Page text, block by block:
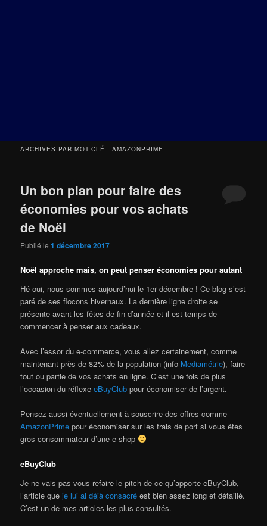
ARCHIVES PAR MOT-CLÉ :AMAZONPRIME
Un bon plan pour faire des
économies pour vos achats
de Noël
Publié le1 décembre 2017
Noël approche mais, on peut penser économies pour autant
Hé oui, nous sommes aujourd’hui le 1er décembre ! Ce blog s’est
paré de ses flocons hivernaux. La dernière ligne droite se
présente avant les fêtes de fin d’année et il est temps de
commencer à penser aux cadeaux.
Avec l’essor du e-commerce, vous allez certainement, comme
maintenant près de 82% de la population (info Mediamétrie), faire
tout ou partie de vos achats en ligne. C’est une fois de plus
l’occasion du réflexeeBuyClub pour économiser de l’argent.
Pensez aussi éventuellement à souscrire des offres comme
AmazonPrime pour économiser sur les frais de port si vous êtes
gros consommateur d’une e-shop
eBuyClub
Je ne vais pas vous refaire le pitch de ce qu’apporte eBuyClub,
l’article queje lui ai déjà consacré est bien assez long et détaillé.
C’est un de mes articles les plus consultés.